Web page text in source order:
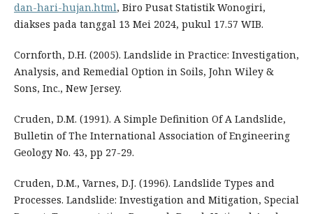
dan-hari-hujan.html, Biro Pusat Statistik Wonogiri,
diakses pada tanggal 13 Mei 2024, pukul 17.57 WIB.
Cornforth, D.H. (2005). Landslide in Practice: Investigation,
Analysis, and Remedial Option in Soils, John Wiley &
Sons, Inc., New Jersey.
Cruden, D.M. (1991). A Simple Definition Of A Landslide,
Bulletin of The International Association of Engineering
Geology No. 43, pp 27-29.
Cruden, D.M., Varnes, D.J. (1996). Landslide Types and
Processes. Landslide: Investigation and Mitigation, Special